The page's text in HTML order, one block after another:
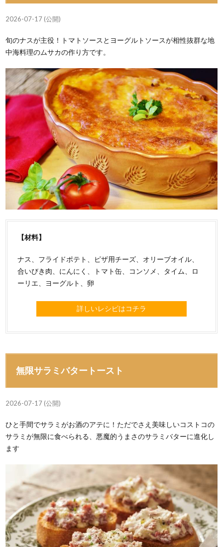
2026-07-17 (公開)
旬のナスが主役！トマトソースとヨーグルトソースが相性抜群な地
中海料理のムサカの作り方です。
【材料】
ナス、フライドポテト、ピザ用チーズ、オリーブオイル、
合いびき肉、にんにく、トマト缶、コンソメ、タイム、ロ
ーリエ、ヨーグルト、卵
詳しいレシピはコチラ
無限サラミバタートースト
2026-07-17 (公開)
ひと手間でサラミがお酒のアテに！ただでさえ美味しいコストコの
サラミが無限に食べられる、悪魔的うまさのサラミバターに進化し
ます